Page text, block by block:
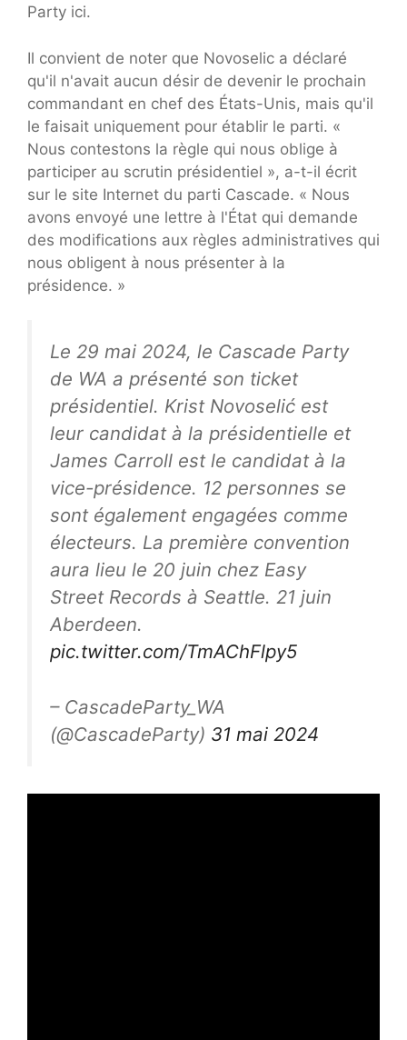
Party ici.
Il convient de noter que Novoselic a déclaré
qu'il n'avait aucun désir de devenir le prochain
commandant en chef des États-Unis, mais qu'il
le faisait uniquement pour établir le parti. «
Nous contestons la règle qui nous oblige à
participer au scrutin présidentiel », a-t-il écrit
sur le site Internet du parti Cascade. « Nous
avons envoyé une lettre à l'État qui demande
des modifications aux règles administratives qui
nous obligent à nous présenter à la
présidence. »
Le 29 mai 2024, le Cascade Party
de WA a présenté son ticket
présidentiel. Krist Novoselić est
leur candidat à la présidentielle et
James Carroll est le candidat à la
vice-présidence. 12 personnes se
sont également engagées comme
électeurs. La première convention
aura lieu le 20 juin chez Easy
Street Records à Seattle. 21 juin
Aberdeen.
pic.twitter.com/TmAChFlpy5
– CascadeParty_WA
(@CascadeParty) 31 mai 2024